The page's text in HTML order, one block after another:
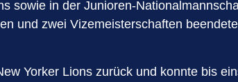
sowie in der Junioren-
und zwei Vizemeisterschaften
Yorker Lions zurück und konnte bis